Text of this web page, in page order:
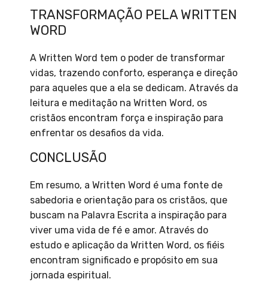
TRANSFORMAÇÃO PELA WRITTEN
WORD
A Written Word tem o poder de transformar
vidas, trazendo conforto, esperança e direção
para aqueles que a ela se dedicam. Através da
leitura e meditação na Written Word, os
cristãos encontram força e inspiração para
enfrentar os desafios da vida.
CONCLUSÃO
Em resumo, a Written Word é uma fonte de
sabedoria e orientação para os cristãos, que
buscam na Palavra Escrita a inspiração para
viver uma vida de fé e amor. Através do
estudo e aplicação da Written Word, os fiéis
encontram significado e propósito em sua
jornada espiritual.